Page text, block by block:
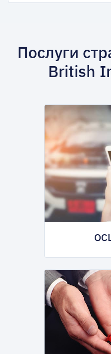
Послуги
British